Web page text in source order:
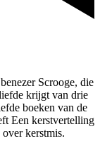
Scrooge, die
krijgt van drie
boeken van de
Een kerstvertelling
kerstmis.